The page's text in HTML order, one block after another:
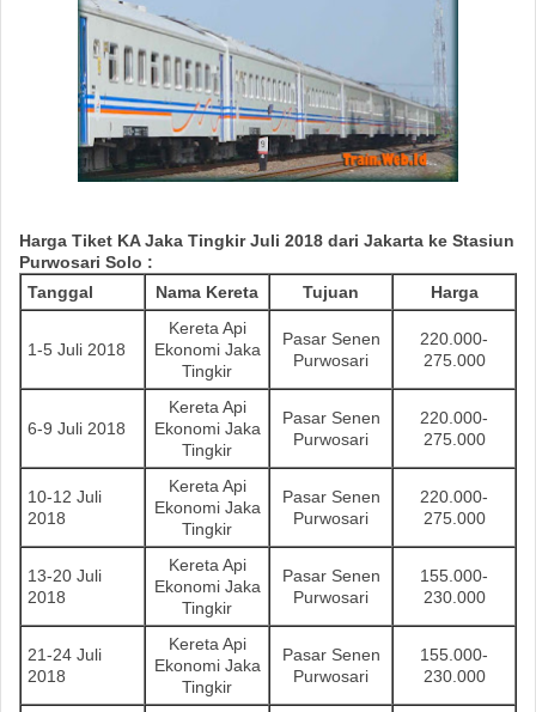
Harga Tiket KAJaka Tingkir Juli 2018 dari Jakarta ke Stasiun
Purwosari Solo :
Tanggal
Nama Kereta Tujuan Harga
1-5 Juli 2018
Kereta Api
Ekonomi Jaka
Tingkir
Pasar Senen
Purwosari
220.000-
275.000
6-9 Juli 2018
Kereta Api
Ekonomi Jaka
Tingkir
Pasar Senen
Purwosari
220.000-
275.000
10-12 Juli
2018
Kereta Api
Ekonomi Jaka
Tingkir
Pasar Senen
Purwosari
220.000-
275.000
13-20 Juli
2018
Kereta Api
Ekonomi Jaka
Tingkir
Pasar Senen
Purwosari
155.000-
230.000
21-24 Juli
2018
Kereta Api
Ekonomi Jaka
Tingkir
Pasar Senen
Purwosari
155.000-
230.000